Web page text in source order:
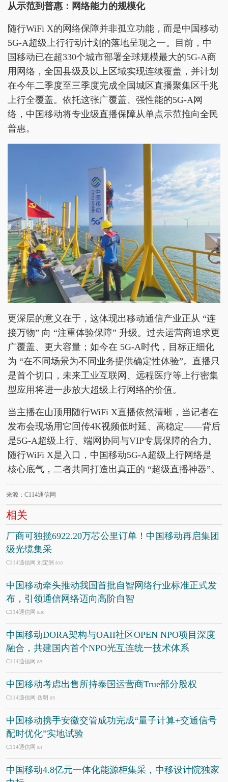
从示范到普惠：网络能力的规模化
随行WiFi X的网络保障并非孤立功能，而是中国移动
5G-A超级上行行动计划的落地呈现之一。目前，中
国移动已在超330个城市部署全球规模最大的5G-A商
用网络，全国县级及以上区域实现连续覆盖，并计划
在今年二季度至三季度完成全国城区直播聚集区千兆
上行全覆盖。依托这张广覆盖、强性能的5G-A网
络，中国移动将专业级直播保障从单点示范推向全民
普惠。
更深层的意义在于，这体现出移动通信产业正从 “连
接万物” 向 “注重体验保障” 升级。过去运营商追求更
广覆盖、更大容量；如今在 5G-A时代，目标正细化
为 “在不同场景为不同业务提供确定性体验”。直播只
是首个切口，未来工业互联网、远程医疗等上行密集
型应用将进一步放大超级上行网络的价值。
当主播在山顶用随行WiFi X直播依然清晰，当记者在
发布会现场用它回传4K视频低时延、高稳定——背后
是5G-A超级上行、端网协同与VIP专属保障的合力。
随行WiFi X是入口，中国移动5G-A超级上行网络是
核心底气，二者共同打造出真正的 “超级直播神器”。
来源：C114通信网
相关
厂商可独揽6922.20万芯公里订单！中国移动再启集团
级光缆集采
C114通信网 刘定洲 8/10
中国移动牵头推动我国首批自智网络行业标准正式发
布，引领通信网络迈向高阶自智
C114通信网 8/10
中国移动DORA架构与OAII社区OPEN NPO项目深度
融合，共建国内首个NPO光互连统一技术体系
C114通信网 8/5
中国移动考虑出售所持泰国运营商True部分股权
C114通信网 岳明 8/5
中国移动携手安徽交管成功完成“量子计算+交通信号
配时优化”实地试验
C114通信网 8/4
中国移动4.8亿元一体化能源柜集采，中移设计院独家